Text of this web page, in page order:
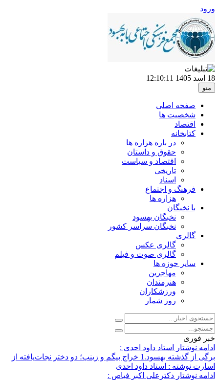
ورود
18 اسد 1405 12:10:11
منو
صفحه اصلی
شخصیت ها
اقتصاد
کتابخانه
در باره هزاره ها
حقوق و داستان
اقتصاد و سیاست
تاریخی
اسناد
فرهنگ و اجتماع
هزاره ها
با نخبگان
نخبگان بهسود
نخبگان سراسر کشور
گالری
گالری عکس
گالری صوت و فیلم
سایر حوزه ها
مهاجرین
هنرمندان
ورزشکاران
روز شمار
خبر فوری
ادامه نوشتار استاد داود احدی :
برگی از گذشته بهسود.1 خراج بیگم و زینب؛ دو دختر نجات‌یافته از
اسارت نوشته : استاد داود احدی
ادامه نوشتار دکترعلی اکبر فیاص :